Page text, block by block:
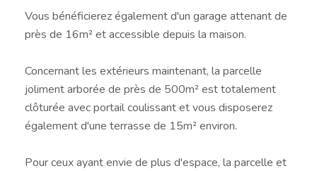
Vous bénéficierez également d'un garage attenant de
près de 16m² et accessible depuis la maison.
Concernant les extérieurs maintenant, la parcelle
joliment arborée de près de 500m² est totalement
clôturée avec portail coulissant et vous disposerez
également d'une terrasse de 15m² environ.
Pour ceux ayant envie de plus d'espace, la parcelle et